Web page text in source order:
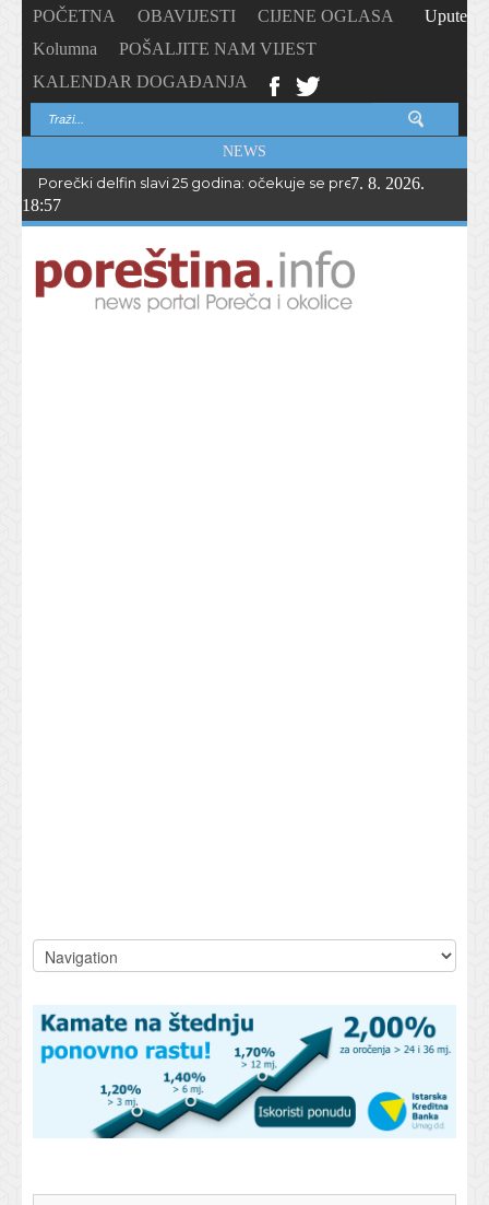
POČETNA OBAVIJESTI
CIJENE OGLASA
Kolumna
POŠALJITE NAM VIJEST
KALENDAR DOGAĐANJA
Upute
NEWS
Porečki delfin slavi 25 godina: očekuje se preko 1.700
7. 8. 2026.
18:57